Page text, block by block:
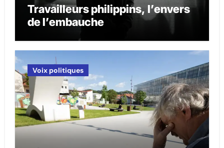
Travailleurs philippins, l’envers
de l’embauche
Voix politiques